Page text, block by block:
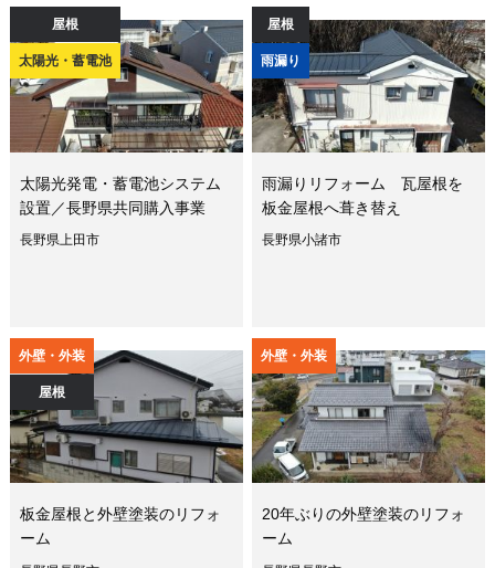
屋根
太陽光・蓄電池
太陽光発電・蓄電池システム
設置／長野県共同購入事業
長野県上田市
屋根
雨漏り
雨漏りリフォーム 瓦屋根を
板金屋根へ葺き替え
長野県小諸市
外壁・外装
屋根
板金屋根と外壁塗装のリフォ
ーム
外壁・外装
20年ぶりの外壁塗装のリフォ
ーム